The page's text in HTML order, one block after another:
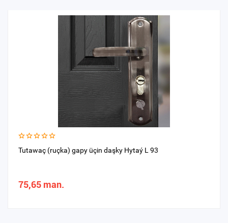
Tutawaç (ruçka) gapy üçin daşky Hytaý L 93
75,65 man.